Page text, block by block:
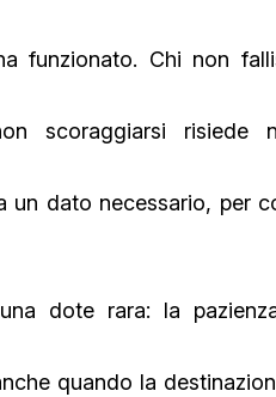
funzionato. Chi non
scoraggiarsi risiede
un dato necessario, per
dote rara: la
quando la